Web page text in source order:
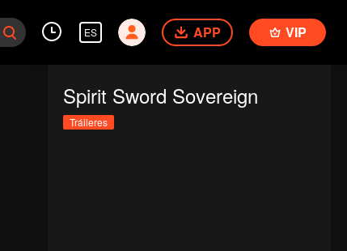
ES APP VIP
Spirit Sword Sovereign
Tráileres